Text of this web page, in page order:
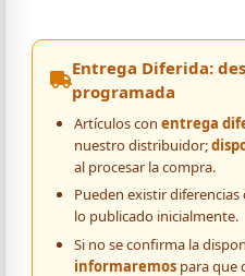
Entrega Diferida:
programada
Artículos con entrega
nuestro distribuidor;
al procesar la compra.
Pueden existir diferencias
lo publicado inicialmente.
Si no se confirma la
informaremospara que